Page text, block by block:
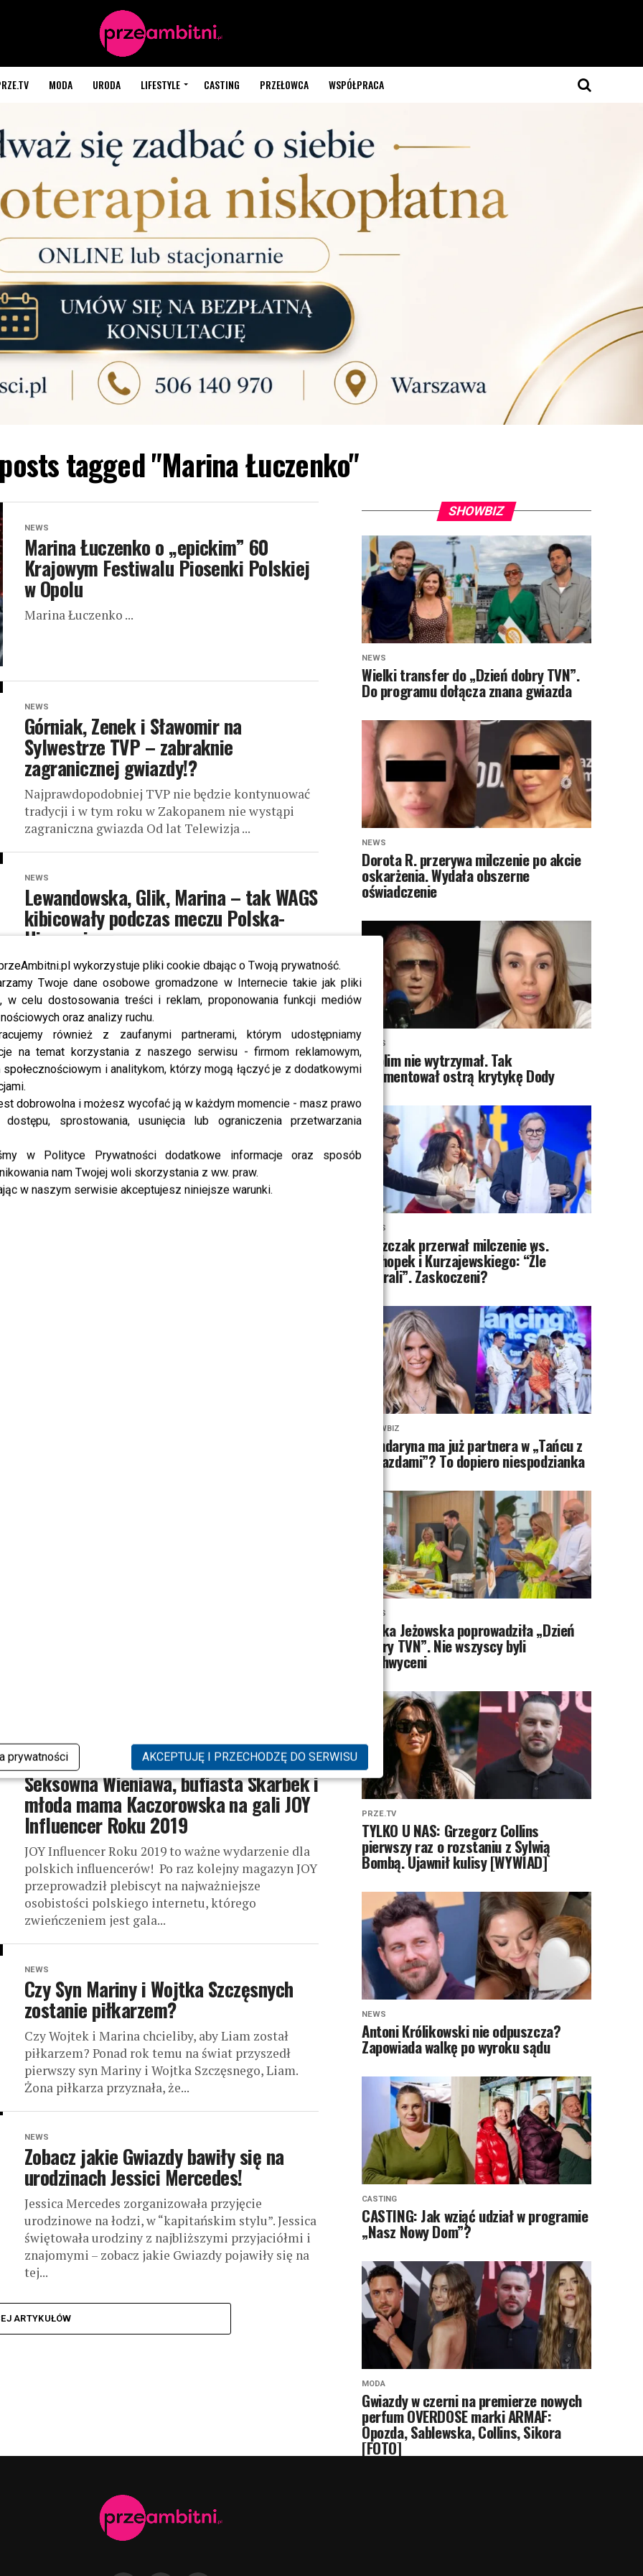
wykorzystuje pliki cookie dbając o Twoją prywatność.
Twoje dane osobowe gromadzone w Internecie takie jak pliki
w celu dostosowania treści i reklam, proponowania funkcji mediów
oraz analizy ruchu.
również z zaufanymi partnerami, którym udostępniamy
na temat korzystania z naszego serwisu - firmom reklamowym,
społecznościowym i analitykom, którzy mogą łączyć je z dodatkowymi
dobrowolna i możesz wycofać ją w każdym momencie - masz prawo
dostępu, sprostowania, usunięcia lub ograniczenia przetwarzania
w Polityce Prywatności dodatkowe informacje oraz sposób
nam Twojej woli skorzystania z ww. praw.
w naszym serwisie akceptujesz niniejsze warunki.
prywatności AKCEPTUJĘ I PRZECHODZĘ DO SERWISU
MODA URODA LIFESTYLE CASTING PRZEŁOWCA WSPÓŁPRACA
tagged "Marina Łuczenko"
NEWS
Marina Łuczenko o „epickim” 60
Krajowym Festiwalu Piosenki Polskiej
w Opolu
Marina Łuczenko ...
NEWS
Górniak, Zenek i Sławomir na
Sylwestrze TVP – zabraknie
zagranicznej gwiazdy!?
Najprawdopodobniej TVP nie będzie kontynuować
tradycji i w tym roku w Zakopanem nie wystąpi
zagraniczna gwiazda Od lat Telewizja ...
NEWS
Lewandowska, Glik, Marina – tak WAGS
kibicowały podczas meczu Polska-
Hiszpania
Polskie WAGS jak zawsze kibicowały swoim
partnerom na meczu! Po meczu ...
NEWS
Marina broni Szczęsnego po samobóju i
kolejnej klęsce Polaków: Jestem
dumna z Naszej Drużyny
Marina nadal pozostaje optymistką co do naszej
NEWS
Bezradna Łuczenko tęskni za
NEWS
Seksowna Wieniawa, bufiasta Skarbek i
młoda mama Kaczorowska na gali JOY
Influencer Roku 2019
JOY Influencer Roku 2019 to ważne wydarzenie dla
polskich influencerów! Po raz kolejny magazyn JOY
przeprowadził plebiscyt na najważniejsze
osobistości polskiego internetu, którego
zwieńczeniem jest gala...
NEWS
Czy Syn Mariny i Wojtka Szczęsnych
zostanie piłkarzem?
Czy Wojtek i Marina chcieliby, aby Liam został
piłkarzem? Ponad rok temu na świat przyszedł
pierwszy syn Mariny i Wojtka Szczęsnego, Liam.
Żona piłkarza przyznała, że...
NEWS
Zobacz jakie Gwiazdy bawiły się na
urodzinach Jessici Mercedes!
Jessica Mercedes zorganizowała przyjęcie
urodzinowe na łodzi, w “kapitańskim stylu”. Jessica
świętowała urodziny z najbliższymi przyjaciółmi i
znajomymi – zobacz jakie Gwiazdy pojawiły się na
tej...
ARTYKUŁÓW
SHOWBIZ
NEWS
Wielki transfer do „Dzień dobry TVN”.
Do programu dołącza znana gwiazda
NEWS
Dorota R. przerywa milczenie po akcie
oskarżenia. Wydała obszerne
oświadczenie
NEWS
Skolim nie wytrzymał. Tak
skomentował ostrą krytykę Dody
NEWS
Miszczak przerwał milczenie ws.
Cichopek i Kurzajewskiego: “Źle
wybrali”. Zaskoczeni?
SHOWBIZ
Mandaryna ma już partnera w „Tańcu z
Gwiazdami”? To dopiero niespodzianka
NEWS
Majka Jeżowska poprowadziła „Dzień
dobry TVN”. Nie wszyscy byli
zachwyceni
PRZE.TV
TYLKO U NAS: Grzegorz Collins
pierwszy raz o rozstaniu z Sylwią
Bombą. Ujawnił kulisy [WYWIAD]
NEWS
Antoni Królikowski nie odpuszcza?
Zapowiada walkę po wyroku sądu
CASTING
CASTING: Jak wziąć udział w programie
„Nasz Nowy Dom”?
MODA
Gwiazdy w czerni na premierze nowych
perfum OVERDOSE marki ARMAF:
Opozda, Sablewska, Collins, Sikora
[FOTO]